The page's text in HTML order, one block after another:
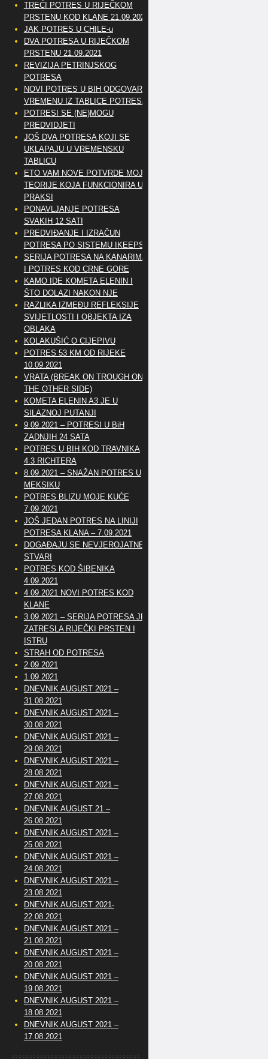
TREĆI POTRES U RIJEČKOM
PRSTENU KOD KLANE 21.09.2021
JAK POTRES U CHILE-u
DVA POTRESA U RIJEČKOM
PRSTENU 21.09.2021
REVIZIJA PETRINJSKOG
POTRESA
NOVI POTRES U BIH ODGOVARA
VREMENU IZ TABLICE POTRESA
POTRESI SE (NE)MOGU
PREDVIDJETI
JOŠ DVA POTRESA KOJI SE
UKLAPAJU U VREMENSKU
TABLICU
ETO VAM NOVE POTVRDE MOJE
TEORIJE KOJA FUNKCIONIRA U
PRAKSI
PONAVLJANJE POTRESA
SVAKIH 12 SATI
PREDVIĐANJE I IZRAČUN
POTRESA PO SISTEMU IKEEPS
SERIJA POTRESA NA KANARIMA
I POTRES KOD CRNE GORE
KAMO IDE KOMETA ELENIN I
ŠTO DOLAZI NAKON NJE
RAZLIKA IZMEĐU REFLEKSIJE
SVIJETLOSTI I OBJEKTA IZA
OBLAKA
KOLAKUŠIĆ O CIJEPIVU
POTRES 53 KM OD RIJEKE
10.09.2021
VRATA (BREAK ON TROUGH ON
THE OTHER SIDE)
KOMETA ELENIN A3 JE U
SILAZNOJ PUTANJI
9.09.2021 – POTRESI U BiH
ZADNJIH 24 SATA
POTRES U BIH KOD TRAVNIKA
4.3 RICHTERA
8.09.2021 – SNAŽAN POTRES U
MEKSIKU
POTRES BLIZU MOJE KUĆE
7.09.2021
JOŠ JEDAN POTRES NA LINIJI
POTRESA KLANA – 7.09.2021
DOGAĐAJU SE NEVJEROJATNE
STVARI
POTRES KOD ŠIBENIKA
4.09.2021
4.09.2021 NOVI POTRES KOD
KLANE
3.09.2021 – SERIJA POTRESA JE
ZATRESLA RIJEČKI PRSTEN I
ISTRU
STRAH OD POTRESA
2.09.2021
1.09.2021
DNEVNIK AUGUST 2021 –
31.08.2021
DNEVNIK AUGUST 2021 –
30.08.2021
DNEVNIK AUGUST 2021 –
29.08.2021
DNEVNIK AUGUST 2021 –
28.08.2021
DNEVNIK AUGUST 2021 –
27.08.2021
DNEVNIK AUGUST 21 –
26.08.2021
DNEVNIK AUGUST 2021 –
25.08.2021
DNEVNIK AUGUST 2021 –
24.08.2021
DNEVNIK AUGUST 2021 –
23.08.2021
DNEVNIK AUGUST 2021-
22.08.2021
DNEVNIK AUGUST 2021 –
21.08.2021
DNEVNIK AUGUST 2021 –
20.08.2021
DNEVNIK AUGUST 2021 –
19.08.2021
DNEVNIK AUGUST 2021 –
18.08.2021
DNEVNIK AUGUST 2021 –
17.08.2021